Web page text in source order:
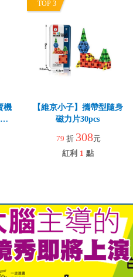
機
TOP 3
【維京小子】攜帶型隨身
磁力片30pcs
79 折 308元
紅利 1 點